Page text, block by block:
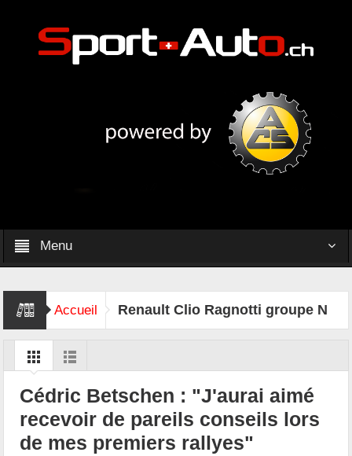
Menu
Accueil Renault Clio Ragnotti groupe N
Cédric Betschen : "J'aurai aimé
recevoir de pareils conseils lors
de mes premiers rallyes"